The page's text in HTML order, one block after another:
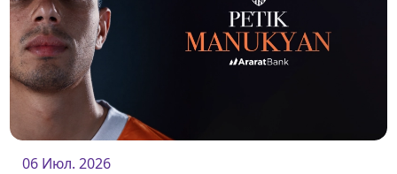
06 Июл. 2026